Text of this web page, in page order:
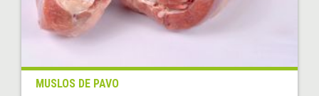
MUSLOS DE PAVO